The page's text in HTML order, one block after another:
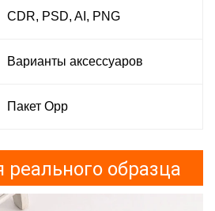
CDR, PSD, AI, PNG
Варианты аксессуаров
Пакет Opp
образца